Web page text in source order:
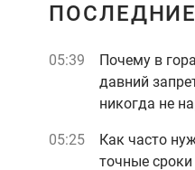
05:39
Почему в
давний
никогда не
05:25
Как часто
точные